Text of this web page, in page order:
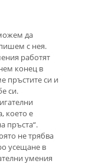
да
с нея.
работят
конец в
пръстите си и
си.
което е
пръста“.
не трябва
усещане в
умения